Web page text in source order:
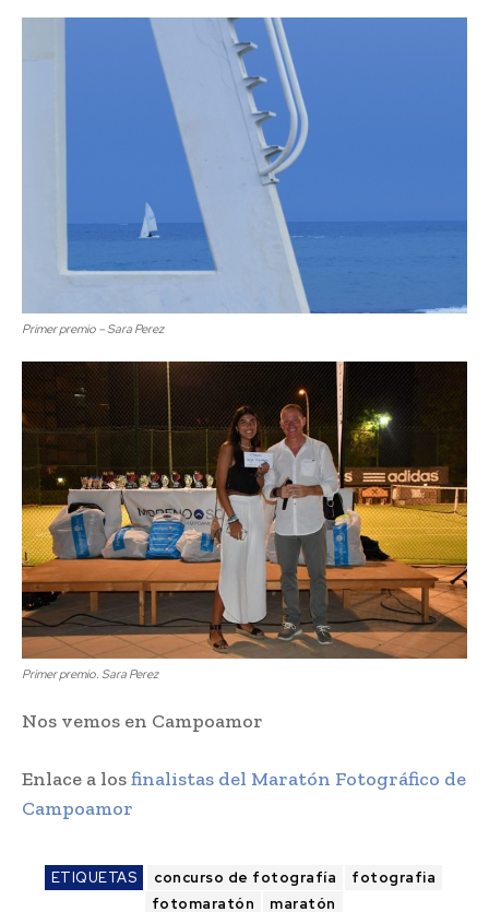
Primer premio – Sara Perez
Primer premio. Sara Perez
Nos vemos en Campoamor
Enlace a losfinalistas del Maratón Fotográfico de
Campoamor
ETIQUETAS concurso de fotografía
fotografia
fotomaratón
maratón